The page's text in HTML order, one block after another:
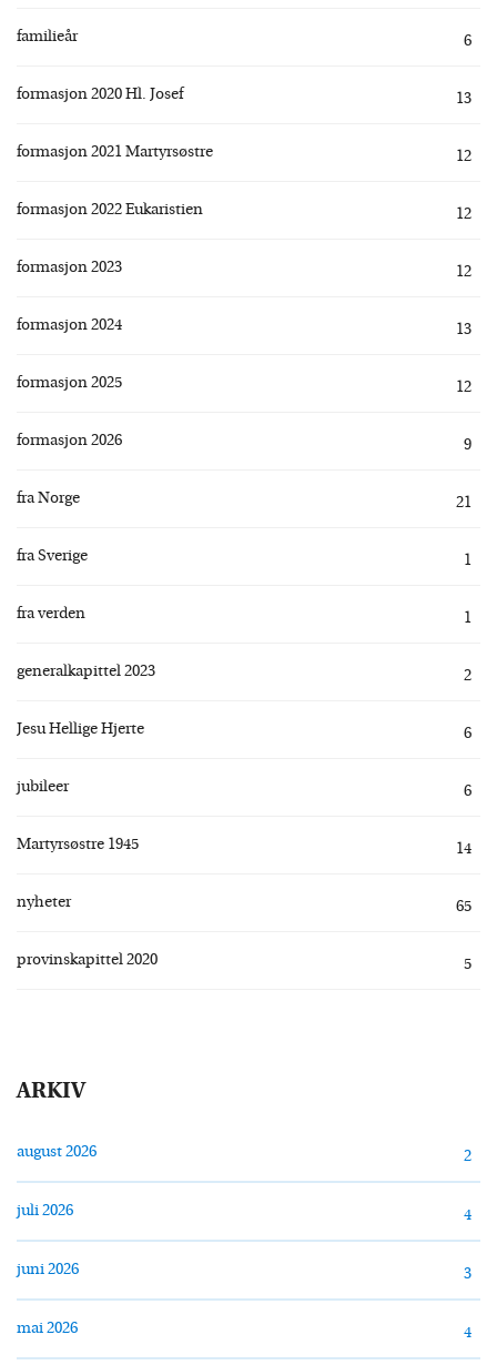
familieår 6
formasjon 2020 Hl. Josef 13
formasjon 2021 Martyrsøstre 12
formasjon 2022 Eukaristien 12
formasjon 2023 12
formasjon 2024 13
formasjon 2025 12
formasjon 2026 9
fra Norge 21
fra Sverige 1
fra verden 1
generalkapittel 2023 2
Jesu Hellige Hjerte 6
jubileer 6
Martyrsøstre 1945 14
nyheter 65
provinskapittel 2020 5
ARKIV
august 2026 2
juli 2026 4
juni 2026 3
mai 2026 4